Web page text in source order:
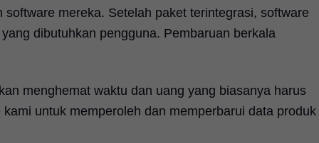
mereka. Setelah paket terintegrasi, software
dibutuhkan pengguna. Pembaruan berkala
menghemat waktu dan uang yang biasanya harus
untuk memperoleh dan memperbarui data produk